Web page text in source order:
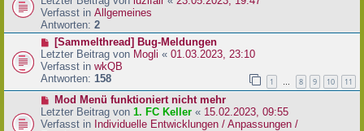
g
e
i
t
a
g
u
e
r
B
e
i
t
a
g
Verfasst in Allgemeines
Antworten: 2
N
e
u
e
r
B
e
i
[Sammelthread] Bug-Meldungen
Letzter Beitrag von Mogli « 01.03.2023, 23:10
Verfasst in wkQB
Antworten: 158 1 … 8 9 10 11
N
e
u
Mod Menü funktioniert nicht mehr
Letzter Beitrag von 1. FC Keller « 15.02.2023, 09:55
Verfasst in Individuelle Entwicklungen / Anpassungen /